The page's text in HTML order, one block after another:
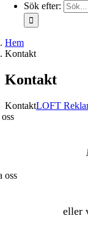
Sök efter:
Hem
Kontakt
Kontakt
KontaktLOFT
oss
eller